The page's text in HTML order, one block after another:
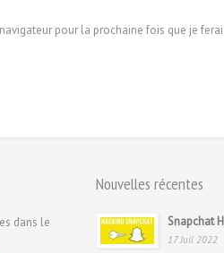
pour la prochaine fois que je
dans le
Nouvelles récentes
Snapchat
17 Juil 2022